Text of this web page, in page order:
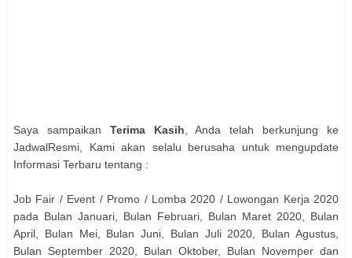
Saya sampaikan Terima Kasih , Anda telah berkunjung ke
JadwalResmi, Kami akan selalu berusaha untuk mengupdate
Informasi Terbaru tentang :
Job Fair / Event / Promo / Lomba 2020 / Lowongan Kerja 2020
pada Bulan Januari, Bulan Februari, Bulan Maret 2020, Bulan
April, Bulan Mei, Bulan Juni, Bulan Juli 2020, Bulan Agustus,
Bulan September 2020, Bulan Oktober, Bulan Novemper dan